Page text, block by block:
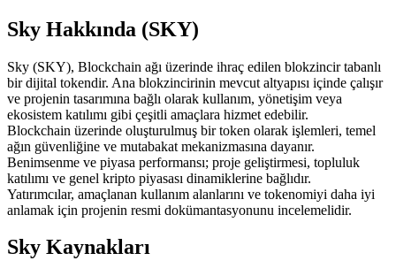
Kopya Ticaret
En iyi traderlarla güçlerinizi birleştirin
Sky Hakkında (SKY)
Sky (SKY), Blockchain ağı üzerinde ihraç edilen blokzincir tabanlı
bir dijital tokendir. Ana blokzincirinin mevcut altyapısı içinde çalışır
ve projenin tasarımına bağlı olarak kullanım, yönetişim veya
ekosistem katılımı gibi çeşitli amaçlara hizmet edebilir.
Blockchain üzerinde oluşturulmuş bir token olarak işlemleri, temel
ağın güvenliğine ve mutabakat mekanizmasına dayanır.
Benimsenme ve piyasa performansı; proje geliştirmesi, topluluk
katılımı ve genel kripto piyasası dinamiklerine bağlıdır.
Yatırımcılar, amaçlanan kullanım alanlarını ve tokenomiyi daha iyi
anlamak için projenin resmi dokümantasyonunu incelemelidir.
Sky Kaynakları